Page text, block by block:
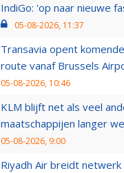
IndiGo: 'op naar nieuwe
05-08-2026, 11:37
Transavia opent
route vanaf Brussels
05-08-2026, 10:46
KLM blijft net als veel
maatschappijen langer
05-08-2026, 9:00
Riyadh Air breidt